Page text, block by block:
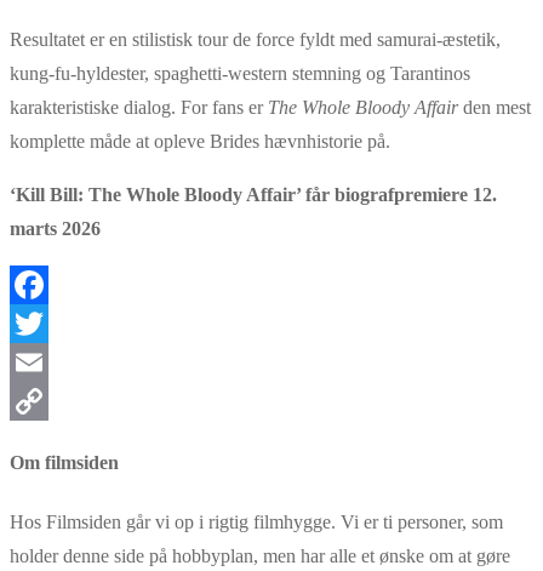
Resultatet er en stilistisk tour de force fyldt med samurai-æstetik,
kung-fu-hyldester, spaghetti-western stemning og Tarantinos
karakteristiske dialog. For fans er The Whole Bloody Affairden mest
komplette måde at opleve Brides hævnhistorie på.
‘Kill Bill: The Whole Bloody Affair’ får biografpremiere 12.
marts 2026
Facebook
Twitter
Email
Om filmsiden
Hos Filmsiden går vi op i rigtig filmhygge. Vi er ti personer, som
holder denne side på hobbyplan, men har alle et ønske om at gøre